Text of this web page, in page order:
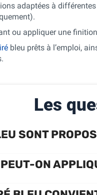
adaptées à
ou appliquer une
bleu prêts à l’emploi,
Les
SONT
ON